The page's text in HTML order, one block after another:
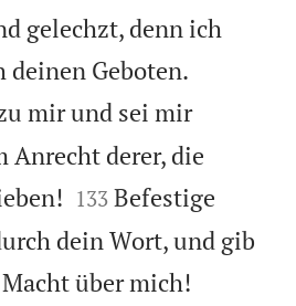
gelechzt, denn ich
deinen Geboten.
mir und sei mir
Anrecht derer, die


133 Befestige
dein Wort, und gib
über mich!